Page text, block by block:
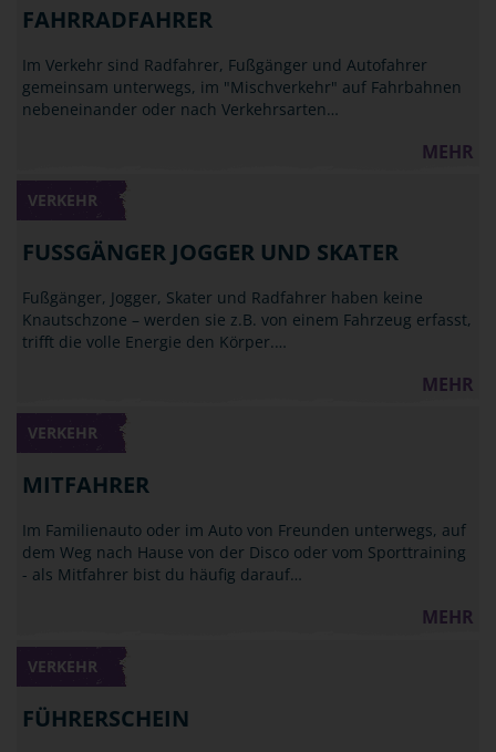
FAHRRADFAHRER
Im Verkehr sind Radfahrer, Fußgänger und Autofahrer
gemeinsam unterwegs, im "Mischverkehr" auf Fahrbahnen
nebeneinander oder nach Verkehrsarten…
MEHR
VERKEHR
FUSSGÄNGER JOGGER UND SKATER
Fußgänger, Jogger, Skater und Radfahrer haben keine
Knautschzone – werden sie z.B. von einem Fahrzeug erfasst,
trifft die volle Energie den Körper.…
MEHR
VERKEHR
MITFAHRER
Im Familienauto oder im Auto von Freunden unterwegs, auf
dem Weg nach Hause von der Disco oder vom Sporttraining
- als Mitfahrer bist du häufig darauf…
MEHR
VERKEHR
FÜHRERSCHEIN